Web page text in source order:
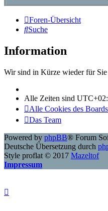
Foren-Übersicht
Suche
Information
Wir sind in Kürze wieder für Sie
Alle Zeiten sind
Alle Cookies des
Das Team
Powered by phpBB® Forum
Deutsche Übersetzung durch
Style proflat © 2017 Mazeltof
Impressum